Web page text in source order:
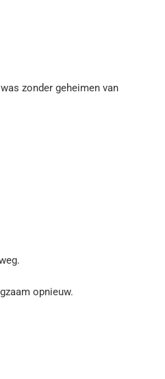
zonder geheimen van
opnieuw.